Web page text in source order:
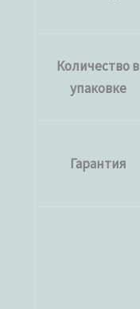
Количество в
упаковке
Гарантия